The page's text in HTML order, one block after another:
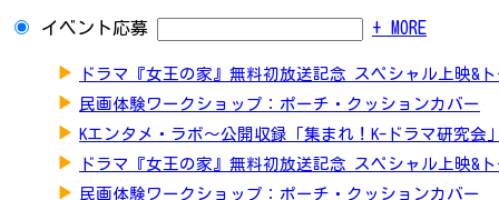
イベント応募 + MORE
▶ ドラマ『女王の家』無料初放送記念 スペシャル上映&
▶ 民画体験ワークショップ：ポーチ・クッションカバー
▶ Kエンタメ・ラボ～公開収録「集まれ！K-ドラマ研究会」
▶ ドラマ『女王の家』無料初放送記念 スペシャル上映&
▶ 民画体験ワークショップ：ポーチ・クッションカバー